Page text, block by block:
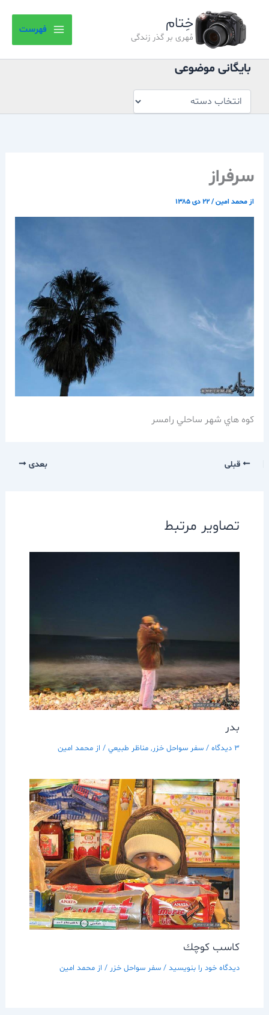
خِتام
مُهری بر گذر زندگی
فهرست
بایگانی موضوعی
موضوعی
سرفراز
از محمد امین/۲۲ دی ۱۳۸۵
كوه هاي شهر ساحلي رامسر
قبلی بعدی
تصاویر مرتبط
بدر
3 دیدگاه / سفر سواحل خزر, مناظر طبيعي/ از محمد امین
كاسب كوچك
دیدگاه‌ خود را بنویسید / سفر سواحل خزر / از محمد امین